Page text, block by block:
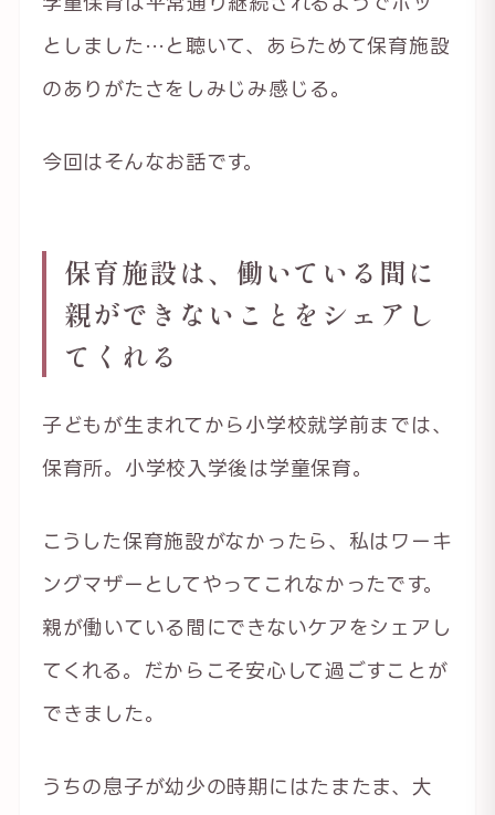
としました…と聴いて、あらためて保育施設
のありがたさをしみじみ感じる。
今回はそんなお話です。
保育施設は、働いている間に
親ができないことをシェアし
てくれる
子どもが生まれてから小学校就学前までは、
保育所。小学校入学後は学童保育。
こうした保育施設がなかったら、私はワーキ
ングマザーとしてやってこれなかったです。
親が働いている間にできないケアをシェアし
てくれる。だからこそ安心して過ごすことが
できました。
うちの息子が幼少の時期にはたまたま、大